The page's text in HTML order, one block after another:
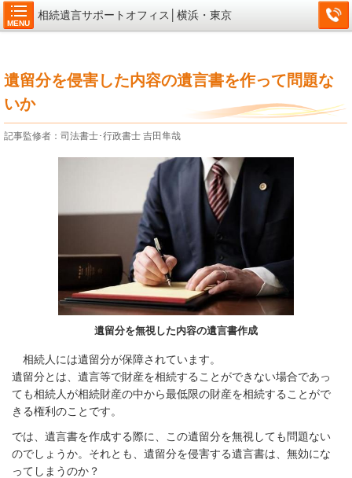
MENU
相続遺言サポートオフィス│横浜・東京
遺留分を侵害した内容の遺言書を作って問題な
いか
記事監修者：司法書士･行政書士 吉田隼哉
遺留分を無視した内容の遺言書作成
相続人には遺留分が保障されています。
遺留分とは、遺言等で財産を相続することができない場合であっ
ても相続人が相続財産の中から最低限の財産を相続することがで
きる権利のことです。
では、遺言書を作成する際に、この遺留分を無視しても問題ない
のでしょうか。それとも、遺留分を侵害する遺言書は、無効にな
ってしまうのか？